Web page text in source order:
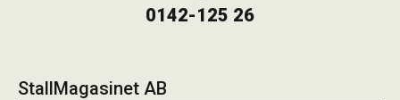
0142-125 26
StallMagasinet AB